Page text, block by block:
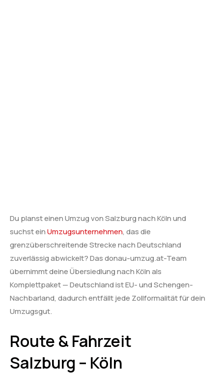
Du planst einen Umzug von Salzburg nach Köln und
suchst einUmzugsunternehmen, das die
grenzüberschreitende Strecke nach Deutschland
zuverlässig abwickelt? Das donau-umzug.at-Team
übernimmt deine Übersiedlung nach Köln als
Komplettpaket — Deutschland ist EU- und Schengen-
Nachbarland, dadurch entfällt jede Zollformalität für dein
Umzugsgut.
Route & Fahrzeit
Salzburg – Köln